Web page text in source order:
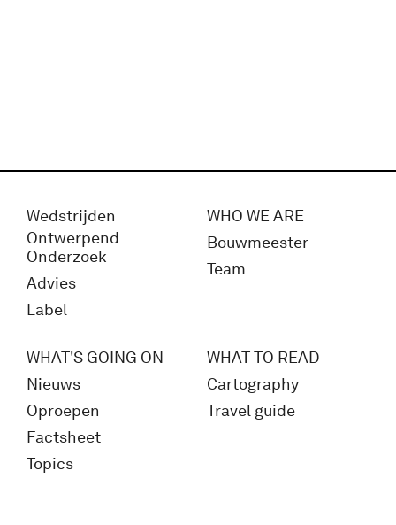
Wedstrijden
Ontwerpend
Onderzoek
Advies
Label
WHO WE ARE
Bouwmeester
Team
WHAT'S GOING ON
Nieuws
Oproepen
Factsheet
Topics
WHAT TO READ
Cartography
Travel guide